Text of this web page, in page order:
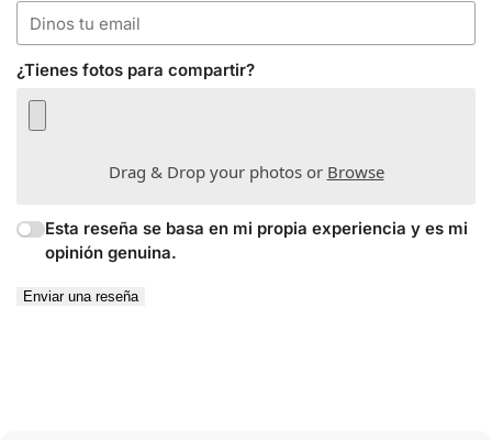
¿Tienes fotos para compartir?
Drag & Drop your photos or Browse
Esta reseña se basa en mi propia experiencia y es mi
opinión genuina.
Enviar una reseña